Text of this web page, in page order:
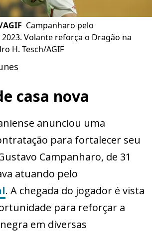
AGIF Campanharo pelo
Volante reforça o Dragão na
H. Tesch/AGIF
casa nova
anunciou uma
para fortalecer seu
Campanharo, de 31
atuando pelo
. A chegada do jogador é vista
para reforçar a
em diversas